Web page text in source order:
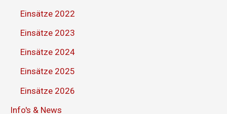
Einsätze 2022
Einsätze 2023
Einsätze 2024
Einsätze 2025
Einsätze 2026
Info's & News